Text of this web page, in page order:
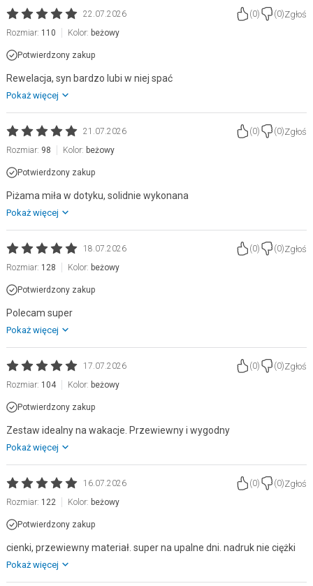
22.07.2026 (0) (0)Zgłoś
Rozmiar: 110 Kolor: beżowy
Potwierdzony zakup
Rewelacja, syn bardzo lubi w niej spać
Pokaż więcej
21.07.2026 (0) (0)Zgłoś
Rozmiar: 98 Kolor: beżowy
Potwierdzony zakup
Piżama miła w dotyku, solidnie wykonana
Pokaż więcej
18.07.2026 (0) (0)Zgłoś
Rozmiar: 128 Kolor: beżowy
Potwierdzony zakup
Polecam super
Pokaż więcej
17.07.2026 (0) (0)Zgłoś
Rozmiar: 104 Kolor: beżowy
Potwierdzony zakup
Zestaw idealny na wakacje. Przewiewny i wygodny
Pokaż więcej
16.07.2026 (0) (0)Zgłoś
Rozmiar: 122 Kolor: beżowy
Potwierdzony zakup
cienki, przewiewny materiał. super na upalne dni. nadruk nie ciężki
Pokaż więcej